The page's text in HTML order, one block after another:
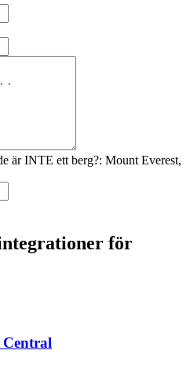
är INTE ett berg?: Mount Everest,
för
Central